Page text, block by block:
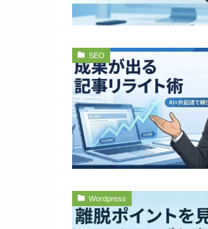
SEO
Wordpress